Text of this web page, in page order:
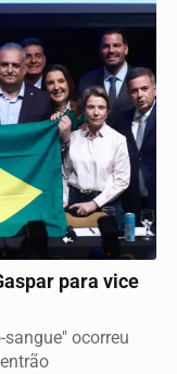
para vice
ocorreu